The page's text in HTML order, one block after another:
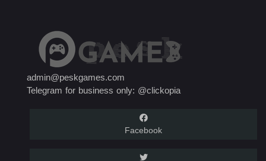
admin@peskgames.com
Telegram for business only: @clickopia
Facebook